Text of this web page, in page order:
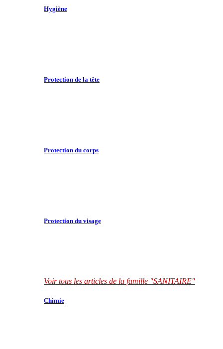
Hygiène
Protection de la tête
Protection du corps
Protection du visage
Voir tous les articles de la famille "SANITAIRE"
Chimie